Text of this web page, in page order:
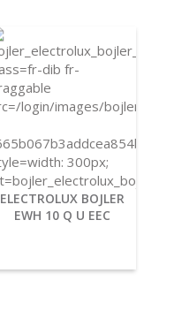
ELECTROLUX BOJLER
EWH 10 Q U EEC